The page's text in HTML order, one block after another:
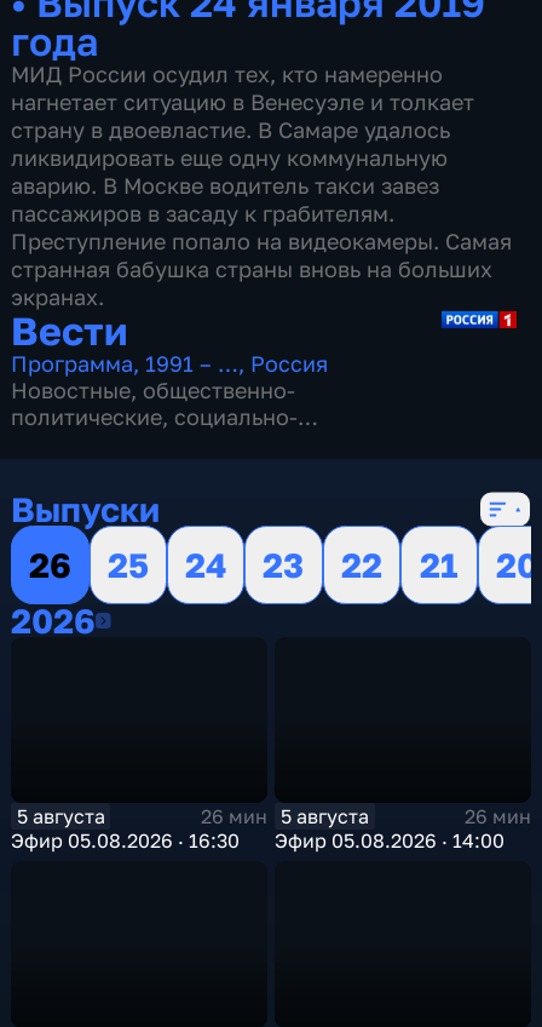
года
МИД России осудил тех, кто намеренно
нагнетает ситуацию в Венесуэле и толкает
страну в двоевластие. В Самаре удалось
ликвидировать еще одну коммунальную
аварию. В Москве водитель такси завез
пассажиров в засаду к грабителям.
Преступление попало на видеокамеры. Самая
странная бабушка страны вновь на больших
экранах.
Вести
Программа, 1991 – …, Россия
Новостные, общественно-
политические, социально-
Выпуски
26
25 24 23 22 21
20
20262026
5 августа
26 мин
Эфир 05.08.2026 · 16:30
5 августа
26 мин
Эфир 05.08.2026 · 14:00